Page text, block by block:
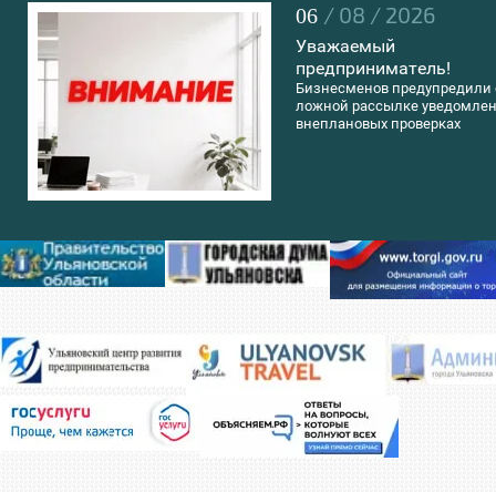
06 / 08 / 2026
Уважаемый
предприниматель!
Бизнесменов предупредили
ложной рассылке
внеплановых проверках